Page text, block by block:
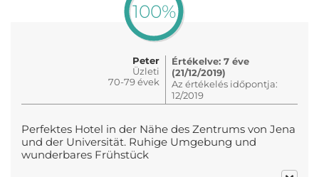
100%
Peter
Üzleti
70-79 évek
Értékelve: 7 éve
(21/12/2019)
Az értékelés időpontja:
12/2019
Perfektes Hotel in der Nähe des Zentrums von Jena
und der Universität. Ruhige Umgebung und
wunderbares Frühstück